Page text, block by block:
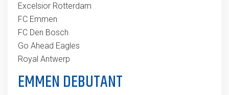
Excelsior Rotterdam
FC Emmen
FC Den Bosch
Go Ahead Eagles
Royal Antwerp
EMMEN DEBUTANT